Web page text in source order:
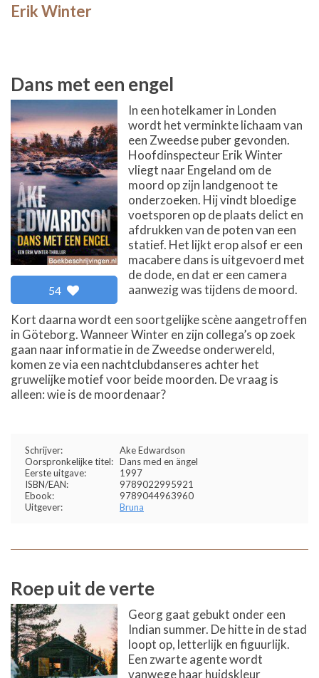
Erik Winter
Dans met een engel
54
In een hotelkamer in Londen
wordt het verminkte lichaam van
een Zweedse puber gevonden.
Hoofdinspecteur Erik Winter
vliegt naar Engeland om de
moord op zijn landgenoot te
onderzoeken. Hij vindt bloedige
voetsporen op de plaats delict en
afdrukken van de poten van een
statief. Het lijkt erop alsof er een
macabere dans is uitgevoerd met
de dode, en dat er een camera
aanwezig was tijdens de moord.
Kort daarna wordt een soortgelijke scène aangetroffen
in Göteborg. Wanneer Winter en zijn collega’s op zoek
gaan naar informatie in de Zweedse onderwereld,
komen ze via een nachtclubdanseres achter het
gruwelijke motief voor beide moorden. De vraag is
alleen: wie is de moordenaar?
Schrijver:
Ake Edwardson
Oorspronkelijke titel: Dans med en ängel
Eerste uitgave:
1997
ISBN/EAN:
9789022995921
Ebook:
9789044963960
Uitgever:
Bruna
Roep uit de verte
Georg gaat gebukt onder een
Indian summer. De hitte in de stad
loopt op, letterlijk en figuurlijk.
Een zwarte agente wordt
vanwege haar huidskleur